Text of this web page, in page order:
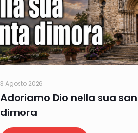
3 Agosto 2026
Adoriamo Dio nella sua
dimora